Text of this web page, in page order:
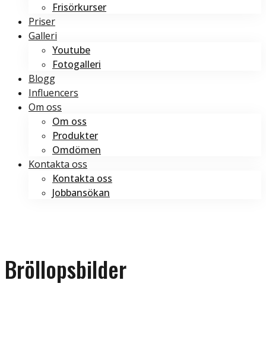
Frisörkurser
Priser
Galleri
Youtube
Fotogalleri
Blogg
Influencers
Om oss
Om oss
Produkter
Omdömen
Kontakta oss
Kontakta oss
Jobbansökan
Bröllopsbilder